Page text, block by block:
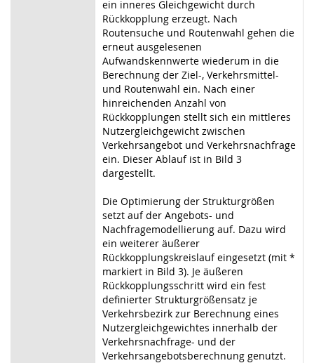
ein inneres Gleichgewicht durch
Rückkopplung erzeugt. Nach
Routensuche und Routenwahl gehen die
erneut ausgelesenen
Aufwandskennwerte wiederum in die
Berechnung der Ziel-, Verkehrsmittel-
und Routenwahl ein. Nach einer
hinreichenden Anzahl von
Rückkopplungen stellt sich ein mittleres
Nutzergleichgewicht zwischen
Verkehrsangebot und Verkehrsnachfrage
ein. Dieser Ablauf ist in Bild 3
dargestellt.
Die Optimierung der Strukturgrößen
setzt auf der Angebots- und
Nachfragemodellierung auf. Dazu wird
ein weiterer äußerer
Rückkopplungskreislauf eingesetzt (mit *
markiert in Bild 3). Je äußeren
Rückkopplungsschritt wird ein fest
definierter Strukturgrößensatz je
Verkehrsbezirk zur Berechnung eines
Nutzergleichgewichtes innerhalb der
Verkehrsnachfrage- und der
Verkehrsangebotsberechnung genutzt.